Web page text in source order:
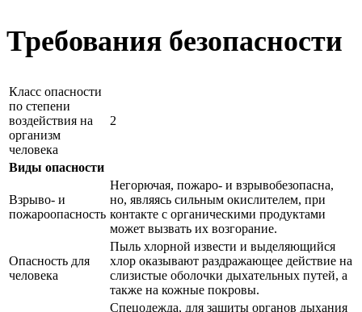
Требования безопасности
Класс опасности
по степени
воздействия на
организм
человека
2
Виды опасности
Взрыво- и
пожароопасность
Негорючая, пожаро- и взрывобезопасна,
но, являясь сильным окислителем, при
контакте с органическими продуктами
может вызвать их возгорание.
Опасность для
человека
Пыль хлорной извести и выделяющийся
хлор оказывают раздражающее действие на
слизистые оболочки дыхательных путей, а
также на кожные покровы.
Спецодежда, для защиты органов дыхания